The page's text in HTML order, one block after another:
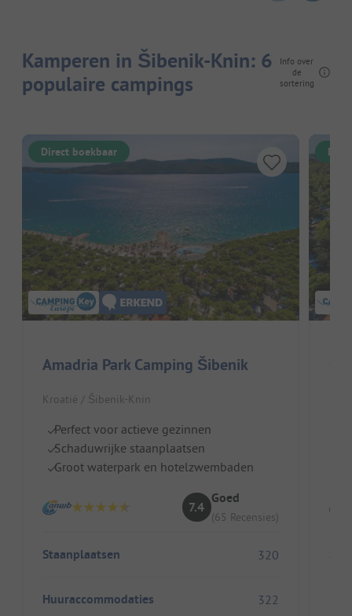
Kamperen in Šibenik-Knin: 6
populaire campings
Info over
de
sortering
Direct boekbaar
Amadria Park Camping Šibenik
Kroatië / Šibenik-Knin
Perfect voor actieve gezinnen
Schaduwrijke staanplaatsen
Groot waterpark en hotelzwembaden
7.4
Goed
(65 Recensies)
Staanplaatsen 320
Huuraccommodaties 322